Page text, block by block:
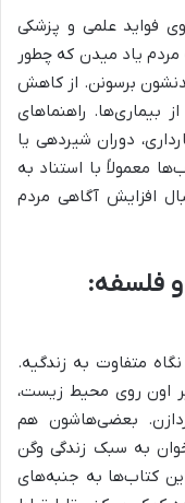
فواید علمی و پزشکی
مردم یاد میدن که چطور
برسونن. از کاهش
بیماری‌ها. راهنماهای
دوران شیردهی یا
معمولاً با استناد به
افزایش آگاهی مردم
فلسفه:
متفاوت به زندگیه.
اون روی محیط زیست،
بعضی‌هاشون هم
به سبک زندگی وگن
کتاب‌ها به جنبه‌های